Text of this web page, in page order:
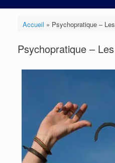
Accueil » Psychopratique –
Psychopratique –